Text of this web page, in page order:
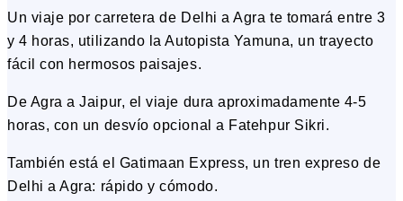
Un viaje por carretera de Delhi a Agra te tomará entre 3
y 4 horas, utilizando la Autopista Yamuna, un trayecto
fácil con hermosos paisajes.
De Agra a Jaipur, el viaje dura aproximadamente 4-5
horas, con un desvío opcional a Fatehpur Sikri.
También está el Gatimaan Express, un tren expreso de
Delhi a Agra: rápido y cómodo.